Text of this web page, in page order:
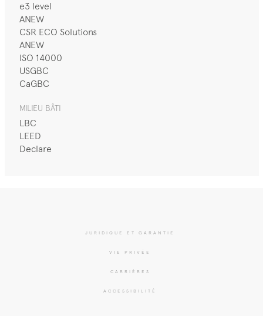
e3 level
ANEW
CSR ECO Solutions
ANEW
ISO 14000
USGBC
CaGBC
MILIEU BÂTI
LBC
LEED
Declare
JURIDIQUE ET GARANTIE
VIE PRIVÉE
CARRIÈRES
ACCESSIBILITÉ